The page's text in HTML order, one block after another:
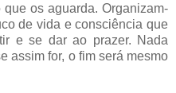
os aguarda. Organizam-
de vida e consciência que
e se dar ao prazer. Nada
assim for, o fim será mesmo